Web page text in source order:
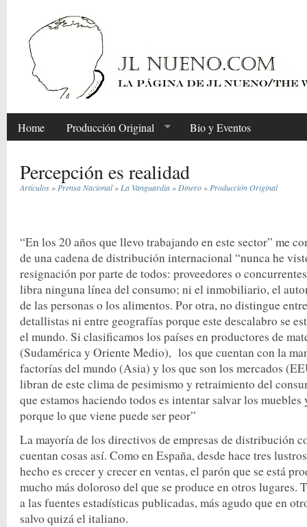
Home Producción Original Bio y Eventos
Percepción es realidad
Artículos » Prensa Nacional» La Vanguardia » Dinero » Producción Original
“En los 20 años que llevo trabajando en este sector” me
de una cadena de distribución internacional “nunca he
resignación por parte de todos: proveedores o
libra ninguna línea del consumo; ni el inmobiliario, el
de las personas o los alimentos. Por otra, no distingue
detallistas ni entre geografías porque este descalabro se
el mundo. Si clasificamos los países en productores de
(Sudamérica y Oriente Medio), los que cuentan con la
factorías del mundo (Asia) y los que son los mercados
libran de este clima de pesimismo y retraimiento del
que estamos haciendo todos es intentar salvar los
porque lo que viene puede ser peor”
La mayoría de los directivos de empresas de distribución
cuentan cosas así. Como en España, desde hace tres
hecho es crecer y crecer en ventas, el parón que se está
mucho más doloroso del que se produce en otros lugares.
a las fuentes estadísticas publicadas, más agudo que en
salvo quizá el italiano.